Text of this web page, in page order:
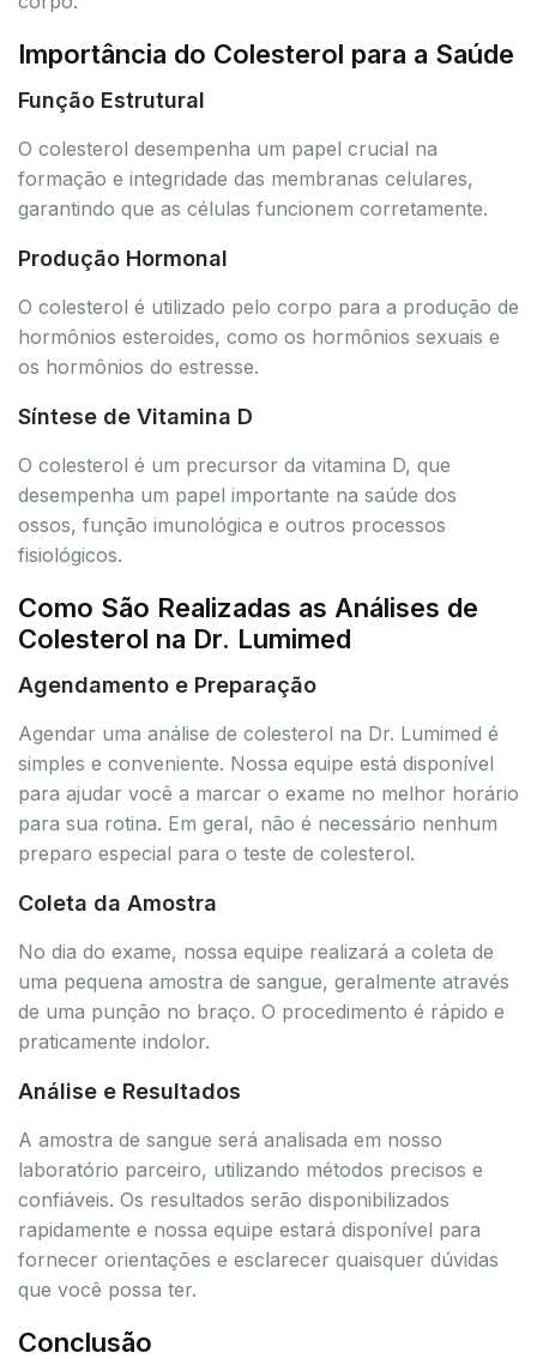
Importância do Colesterol para a Saúde
Função Estrutural
O colesterol desempenha um papel crucial na
formação e integridade das membranas celulares,
garantindo que as células funcionem corretamente.
Produção Hormonal
O colesterol é utilizado pelo corpo para a produção de
hormônios esteroides, como os hormônios sexuais e
os hormônios do estresse.
Síntese de Vitamina D
O colesterol é um precursor da vitamina D, que
desempenha um papel importante na saúde dos
ossos, função imunológica e outros processos
fisiológicos.
Como São Realizadas as Análises de
Colesterol na Dr. Lumimed
Agendamento e Preparação
Agendar uma análise de colesterol na Dr. Lumimed é
simples e conveniente. Nossa equipe está disponível
para ajudar você a marcar o exame no melhor horário
para sua rotina. Em geral, não é necessário nenhum
preparo especial para o teste de colesterol.
Coleta da Amostra
No dia do exame, nossa equipe realizará a coleta de
uma pequena amostra de sangue, geralmente através
de uma punção no braço. O procedimento é rápido e
praticamente indolor.
Análise e Resultados
A amostra de sangue será analisada em nosso
laboratório parceiro, utilizando métodos precisos e
confiáveis. Os resultados serão disponibilizados
rapidamente e nossa equipe estará disponível para
fornecer orientações e esclarecer quaisquer dúvidas
que você possa ter.
Conclusão